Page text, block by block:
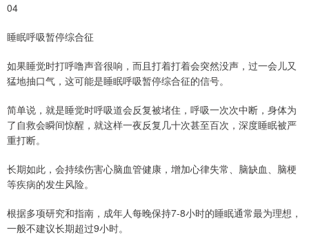
04
睡眠呼吸暂停综合征
如果睡觉时打呼噜声音很响，而且打着打着会突然没声，过一会儿又
猛地抽口气，这可能是睡眠呼吸暂停综合征的信号。
简单说，就是睡觉时呼吸道会反复被堵住，呼吸一次次中断，身体为
了自救会瞬间惊醒，就这样一夜反复几十次甚至百次，深度睡眠被严
重打断。
长期如此，会持续伤害心脑血管健康，增加心律失常、脑缺血、脑梗
等疾病的发生风险。
根据多项研究和指南，成年人每晚保持7-8小时的睡眠通常最为理想，
一般不建议长期超过9小时。